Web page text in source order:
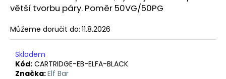
větší tvorbu páry. Poměr 50VG/50PG
Můžeme doručit do: 11.8.2026
Skladem
Kód: CARTRIDGE-EB-ELFA-BLACK
Značka:Elf Bar
p
r
u
č
u